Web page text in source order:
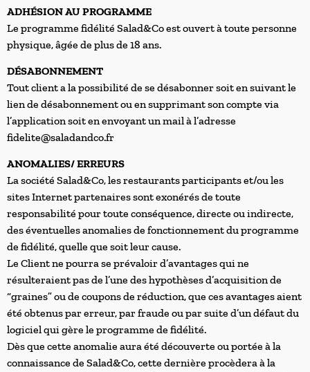
ADHÉSION AU PROGRAMME
Le programme fidélité Salad&Co est ouvert à toute personne
physique, âgée de plus de 18 ans.
DÉSABONNEMENT
Tout client a la possibilité de se désabonner soit en suivant le
lien de désabonnement ou en supprimant son compte via
l’application soit en envoyant un mail à l’adresse
fidelite@saladandco.fr
ANOMALIES/ ERREURS
La société Salad&Co, les restaurants participants et/ou les
sites Internet partenaires sont exonérés de toute
responsabilité pour toute conséquence, directe ou indirecte,
des éventuelles anomalies de fonctionnement du programme
de fidélité, quelle que soit leur cause.
Le Client ne pourra se prévaloir d’avantages qui ne
résulteraient pas de l’une des hypothèses d’acquisition de
“graines” ou de coupons de réduction, que ces avantages aient
été obtenus par erreur, par fraude ou par suite d’un défaut du
logiciel qui gère le programme de fidélité.
Dès que cette anomalie aura été découverte ou portée à la
connaissance de Salad&Co, cette dernière procèdera à la